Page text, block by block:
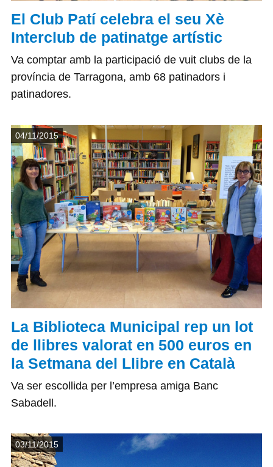
El Club Patí celebra el seu Xè
Interclub de patinatge artístic
Va comptar amb la participació de vuit clubs de la
província de Tarragona, amb 68 patinadors i
patinadores.
La Biblioteca Municipal rep un lot
de llibres valorat en 500 euros en
la Setmana del Llibre en Català
Detalls
04/11/2015
Va ser escollida per l’empresa amiga Banc
Sabadell.
Detalls
03/11/2015